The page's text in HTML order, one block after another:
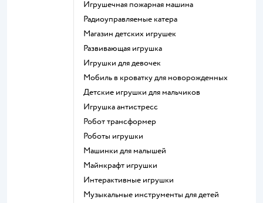
Игрушечная пожарная машина
Радиоуправляемые катера
Магазин детских игрушек
Развивающая игрушка
Игрушки для девочек
Мобиль в кроватку для новорожденных
Детские игрушки для мальчиков
Игрушка антистресс
Робот трансформер
Роботы игрушки
Машинки для малышей
Майнкрафт игрушки
Интерактивные игрушки
Музыкальные инструменты для детей